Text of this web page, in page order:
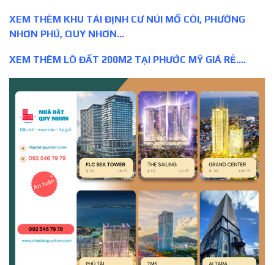
XEM THÊM KHU TÁI ĐỊNH CƯ NÚI MỒ CÔI, PHƯỜNG
NHƠN PHÚ, QUY NHƠN…
XEM THÊM LÔ ĐẤT 200M2 TẠI PHƯỚC MỸ GIÁ RẺ….